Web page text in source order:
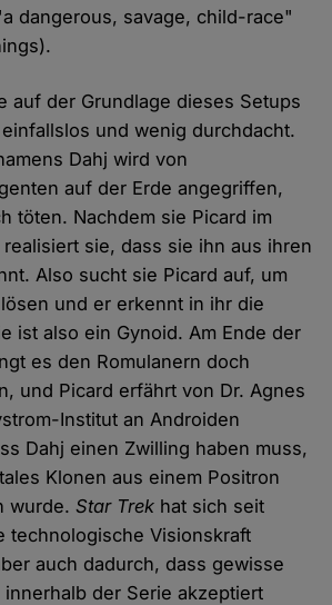
dangerous, savage, child-race"
auf der Grundlage dieses Setups
und wenig durchdacht.
Dahj wird von
auf der Erde angegriffen,
töten. Nachdem sie Picard im
sie, dass sie ihn aus ihren
Also sucht sie Picard auf, um
und er erkennt in ihr die
ist also ein Gynoid. Am Ende der
es den Romulanern doch
und Picard erfährt von Dr. Agnes
Institut an Androiden
Dahj einen Zwilling haben muss,
Klonen aus einem Positron
wurde.Star Trek hat sich seit
technologische Visionskraft
auch dadurch, dass gewisse
der Serie akzeptiert